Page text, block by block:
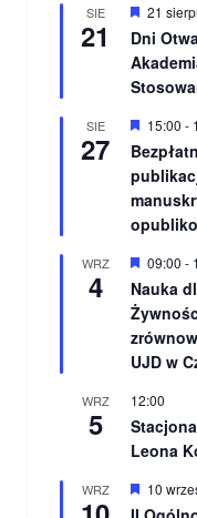
SIE
21
W
r
ó
ż
n
o
n
e
21
Dni
SIE
27
W
r
ó
ż
n
i
n
e
15:00 -
WRZ
4
W
r
ó
ż
n
i
n
e
09:00 -
Nauka
UJD w
WRZ
5
12:00
Leona
WRZ
W
y
10